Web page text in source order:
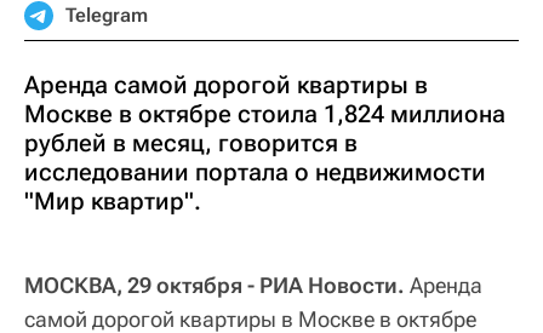
Telegram
Аренда самой дорогой квартиры в
Москве в октябре стоила 1,824 миллиона
рублей в месяц, говорится в
исследовании портала о недвижимости
"Мир квартир".
МОСКВА, 29 октября - РИА Новости. Аренда
самой дорогой квартиры в Москве в октябре